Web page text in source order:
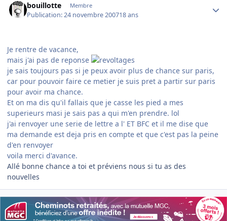
bouillotte Membre
Publication:24 novembre 200718 ans
Je rentre de vacance,
mais j'ai pas de reponse
je sais toujours pas si je peux avoir plus de chance sur paris,
car pour pouvoir faire ce metier je suis pret a partir sur paris
pour avoir ma chance.
Et on ma dis qu'il fallais que je casse les pied a mes
superieurs masi je sais pas a qui m'en prendre. lol
j'ai renvoyer une serie de lettre a l' ET BFC et il me dise que
ma demande est deja pris en compte et que c'est pas la peine
d'en renvoyer
voila merci d'avance.
Allé bonne chance a toi et préviens nous si tu as des
nouvelles